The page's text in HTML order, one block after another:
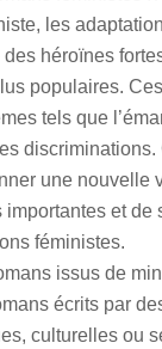
les
des héroïnes
populaires.
tels que
une nouvelle
et de
féministes.
issus de
écrits par
culturelles ou